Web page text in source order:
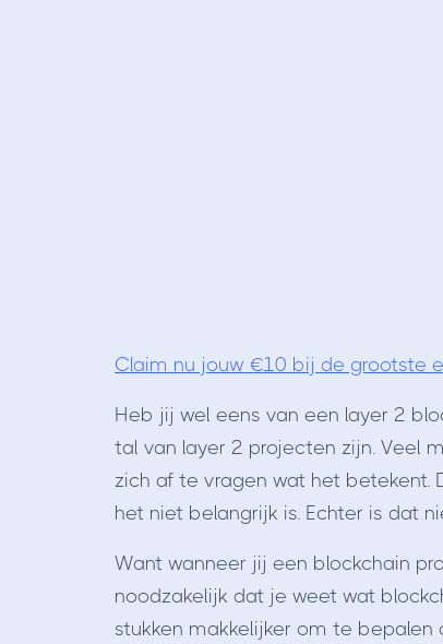
Claim nu jouw €10 bij de grootste
Heb jij wel eens van een layer 2
tal van layer 2 projecten zijn. Veel
zich af te vragen wat het betekent.
het niet belangrijk is. Echter is dat
Want wanneer jij een blockchain
noodzakelijk dat je weet wat
stukken makkelijker om te